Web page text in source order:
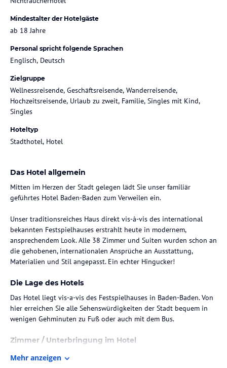
Mindestalter der Hotelgäste
ab 18 Jahre
Personal spricht folgende Sprachen
Englisch, Deutsch
Zielgruppe
Wellnessreisende, Geschäftsreisende, Wanderreisende,
Hochzeitsreisende, Urlaub zu zweit, Familie, Singles mit Kind,
Singles
Hoteltyp
Stadthotel, Hotel
Das Hotel allgemein
Mitten im Herzen der Stadt gelegen lädt Sie unser familiär
geführtes Hotel Baden-Baden zum Verweilen ein.
Unser traditionsreiches Haus direkt vis-à-vis des international
bekannten Festspielhauses erstrahlt heute in modernem,
ansprechendem Look. Alle 38 Zimmer und Suiten wurden schon an
die gehobenen, internationalen Ansprüche an Ausstattung,
Materialien und Stil angepasst. Ein echter Hingucker!
Die Lage des Hotels
Das Hotel liegt vis-a-vis des Festspielhauses in Baden-Baden. Von
hier erreichen Sie alle Sehenswürdigkeiten der Stadt bequem in
wenigen Gehminuten zu Fuß oder auch mit dem Bus.
Zimmer / Unterbringung im Hotel
Eine bezaubernde Kombination aus Tradition & Moderne: jedes
Mehr anzeigen